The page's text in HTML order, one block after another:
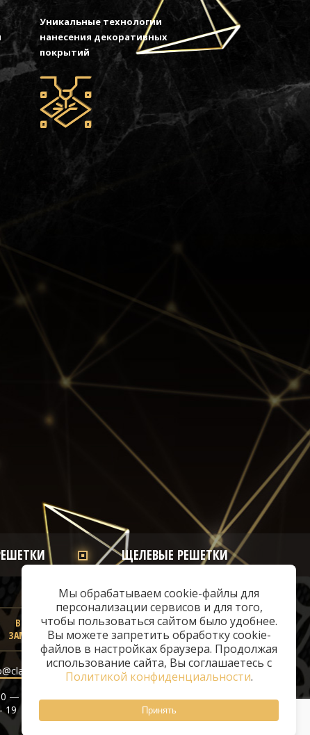
Мы обрабатываем cookie-файлы для
персонализации сервисов и для того,
чтобы пользоваться сайтом было удобнее.
Вы можете запретить обработку cookie-
файлов в настройках браузера. Продолжая
использование сайта, Вы соглашаетесь с
Политикой конфиденциальности.
Принять
Уникальные технологии
нанесения декоративных
покрытий
ЩЕЛЕВЫЕ РЕШЕТКИ
ВЫЗВАТЬ
ЗАМЕРЩИКА
— 20
19
© 2026 «ClassicAir»
Политика
конфиденциальности